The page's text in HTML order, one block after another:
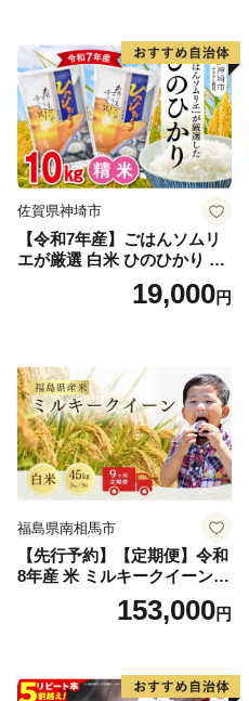
野町産 Elevation
佐賀県神埼市
【令和7年産】ごはんソムリ
エが厳選 白米 ひのひかり 10
米 10kg 5kg×2 ひのひかり ブ
19,000円
福島県南相馬市
【先行予約】【定期便】令和
8年産 米 ミルキークイーン
白米 45kg (5kg×9回) | ミルキ
ークイーン 米5kg 福島 福島
福島県 南相馬市 cu006-ae
153,000円